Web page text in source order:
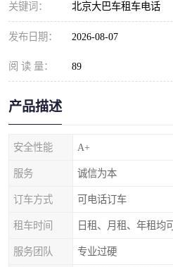
关键词： 北京大巴车租车电话
发布日期： 2026-08-07
阅 读 量： 89
产品描述
安全性能 A+
服务 诚信为本
订车方式 可电话订车
租车时间 日租、月租、年租均可
服务团队 专业过硬